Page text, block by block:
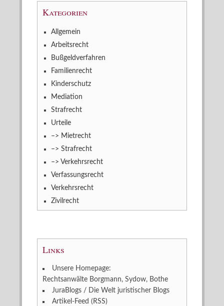
Kategorien
Allgemein
Arbeitsrecht
Bußgeldverfahren
Familienrecht
Kinderschutz
Mediation
Strafrecht
Urteile
–> Mietrecht
–> Strafrecht
–> Verkehrsrecht
Verfassungsrecht
Verkehrsrecht
Zivilrecht
Links
Unsere Homepage:
Rechtsanwälte Borgmann, Sydow, Bothe
JuraBlogs / Die Welt juristischer Blogs
Artikel-Feed (RSS)